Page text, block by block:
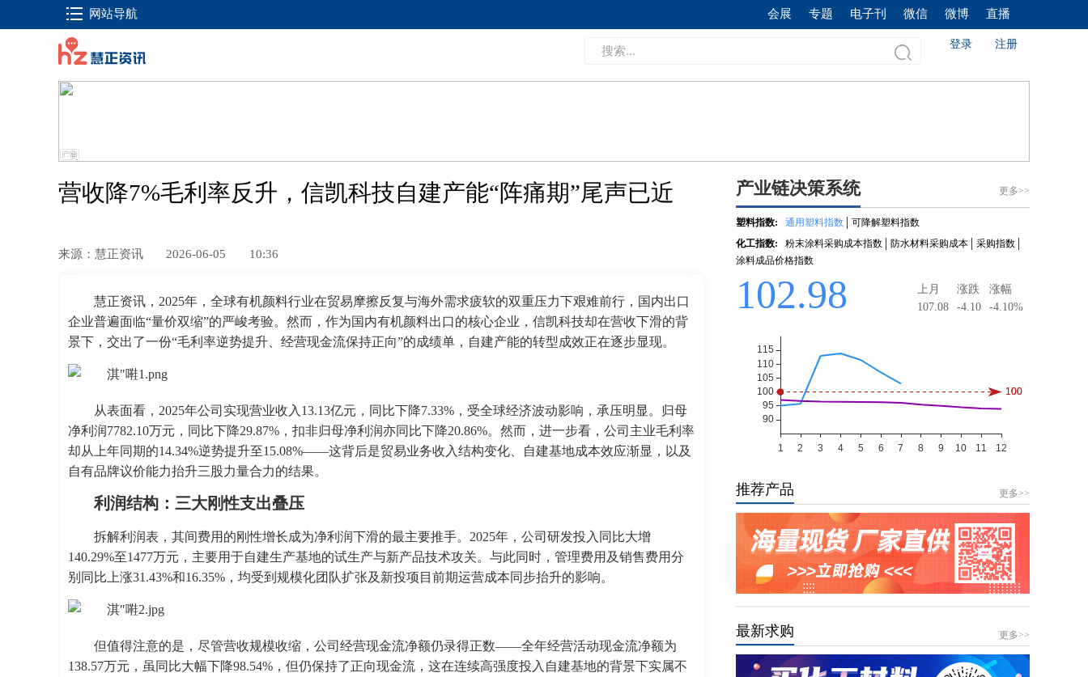
网站导航 会展 专题 电子刊 微信 微博 直播
登录 注册
营收降7%毛利率反升，信凯科技自建产能“阵痛期”尾声已近
来源：慧正资讯 2026-06-05 10:36
慧正资讯，2025年，全球有机颜料行业在贸易摩擦反复与海外需求疲软的双重压力下艰难前行，国内出口
企业普遍面临“量价双缩”的严峻考验。然而，作为国内有机颜料出口的核心企业，信凯科技却在营收下滑的背
景下，交出了一份“毛利率逆势提升、经营现金流保持正向”的成绩单，自建产能的转型成效正在逐步显现。
从表面看，2025年公司实现营业收入13.13亿元，同比下降7.33%，受全球经济波动影响，承压明显。归母
净利润7782.10万元，同比下降29.87%，扣非归母净利润亦同比下降20.86%。然而，进一步看，公司主业毛利率
却从上年同期的14.34%逆势提升至15.08%——这背后是贸易业务收入结构变化、自建基地成本效应渐显，以及
自有品牌议价能力抬升三股力量合力的结果。
利润结构：三大刚性支出叠压
拆解利润表，其间费用的刚性增长成为净利润下滑的最主要推手。2025年，公司研发投入同比大增
140.29%至1477万元，主要用于自建生产基地的试生产与新产品技术攻关。与此同时，管理费用及销售费用分
别同比上涨31.43%和16.35%，均受到规模化团队扩张及新投项目前期运营成本同步抬升的影响。
但值得注意的是，尽管营收规模收缩，公司经营现金流净额仍录得正数——全年经营活动现金流净额为
138.57万元，虽同比大幅下降98.54%，但仍保持了正向现金流，这在连续高强度投入自建基地的背景下实属不
推荐产品 更多>>
最新求购 更多>>